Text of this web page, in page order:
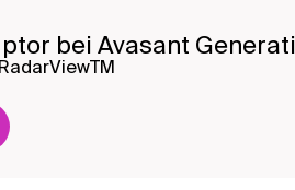
bei Avasant
RadarViewTM